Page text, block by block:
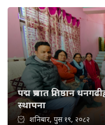
पद्म प्रभात प्रतिष्ठान
स्थापना
शनिबार, पुस १९, २०८२